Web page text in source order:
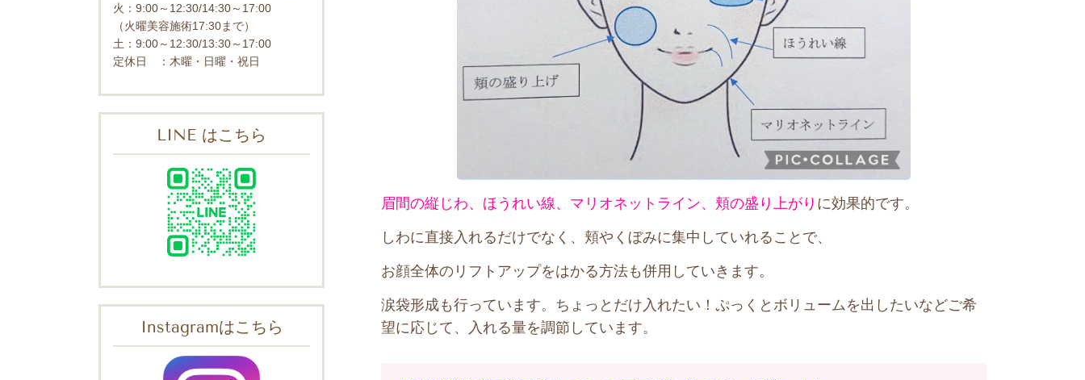
眉間の縦じわ、ほうれい線、マリオネットライン、頬の盛り上がり に効果的です。
しわに直接入れるだけでなく、頬やくぼみに集中していれることで、
お顔全体のリフトアップをはかる方法も併用していきます。
涙袋形成も行っています。ちょっとだけ入れたい！ぷっくとボリュームを出したいなどご希
望に応じて、入れる量を調節しています。
火：9:00～12:30/14:30～17:00
（火曜美容施術17:30まで）
土：9:00～12:30/13:30～17:00
定休日 ：木曜・日曜・祝日
LINE はこちら
Instagramはこちら